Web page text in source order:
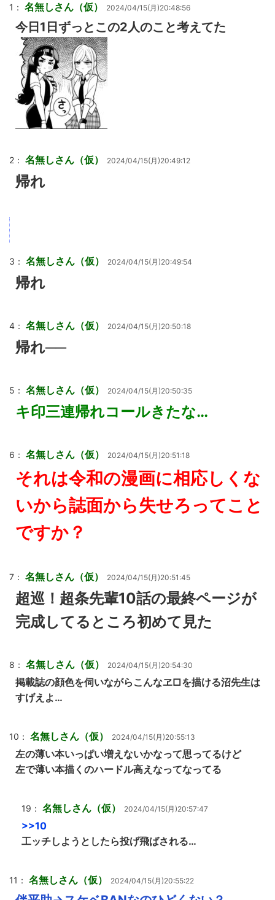
1： 名無しさん（仮） 2024/04/15(月)20:48:56
今日1日ずっとこの2人のこと考えてた
2： 名無しさん（仮） 2024/04/15(月)20:49:12
帰れ
3： 名無しさん（仮） 2024/04/15(月)20:49:54
帰れ
4： 名無しさん（仮） 2024/04/15(月)20:50:18
帰れ──
5： 名無しさん（仮） 2024/04/15(月)20:50:35
キ印三連帰れコールきたな…
6： 名無しさん（仮） 2024/04/15(月)20:51:18
それは令和の漫画に相応しくな
いから誌面から失せろってこと
ですか？
7： 名無しさん（仮） 2024/04/15(月)20:51:45
超巡！超条先輩10話の最終ページが
完成してるところ初めて見た
8： 名無しさん（仮） 2024/04/15(月)20:54:30
掲載誌の顔色を伺いながらこんなヱ□を描ける沼先生は
すげえよ…
10： 名無しさん（仮） 2024/04/15(月)20:55:13
左の薄い本いっぱい増えないかなって思ってるけど
左で薄い本描くのハードル高えなってなってる
19： 名無しさん（仮） 2024/04/15(月)20:57:47
>>10
工ッチしようとしたら投げ飛ばされる…
11： 名無しさん（仮） 2024/04/15(月)20:55:22